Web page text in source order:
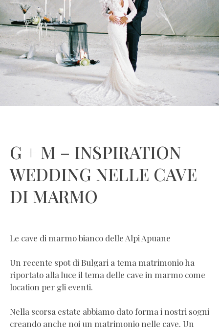
G + M – INSPIRATION
WEDDING NELLE CAVE
DI MARMO
Le cave di marmo bianco delle Alpi Apuane
Un recente spot di Bulgari a tema matrimonio ha
riportato alla luce il tema delle cave in marmo come
location per gli eventi.
Nella scorsa estate abbiamo dato forma i nostri sogni
creando anche noi un matrimonio nelle cave. Un